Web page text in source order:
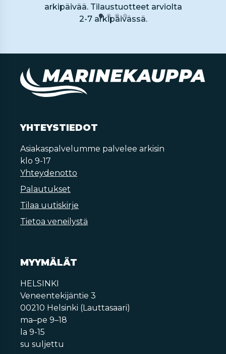
arkipäivää. Tilaustuotteet arviolta
2-7 arkipäivässä.
YHTEYSTIEDOT
Asiakaspalvelumme palvelee arkisin
klo 9-17
Yhteydenotto
Palautukset
Tilaa uutiskirje
Tietoa veneilystä
MYYMÄLÄT
HELSINKI
Veneentekijäntie 3
00210 Helsinki (Lauttasaari)
ma–pe 9–18
la 9-15
su suljettu